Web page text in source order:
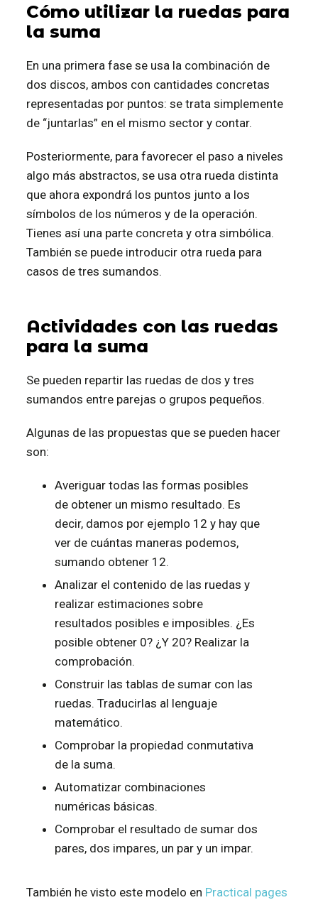
Cómo utilizar la ruedas para
la suma
En una primera fase se usa la combinación de
dos discos, ambos con cantidades concretas
representadas por puntos: se trata simplemente
de “juntarlas” en el mismo sector y contar.
Posteriormente, para favorecer el paso a niveles
algo más abstractos, se usa otra rueda distinta
que ahora expondrá los puntos junto a los
símbolos de los números y de la operación.
Tienes así una parte concreta y otra simbólica.
También se puede introducir otra rueda para
casos de tres sumandos.
Actividades con las ruedas
para la suma
Se pueden repartir las ruedas de dos y tres
sumandos entre parejas o grupos pequeños.
Algunas de las propuestas que se pueden hacer
son:
Averiguar todas las formas posibles
de obtener un mismo resultado. Es
decir, damos por ejemplo 12 y hay que
ver de cuántas maneras podemos,
sumando obtener 12.
Analizar el contenido de las ruedas y
realizar estimaciones sobre
resultados posibles e imposibles. ¿Es
posible obtener 0? ¿Y 20? Realizar la
comprobación.
Construir las tablas de sumar con las
ruedas. Traducirlas al lenguaje
matemático.
Comprobar la propiedad conmutativa
de la suma.
Automatizar combinaciones
numéricas básicas.
Comprobar el resultado de sumar dos
pares, dos impares, un par y un impar.
También he visto este modelo en Practical pages